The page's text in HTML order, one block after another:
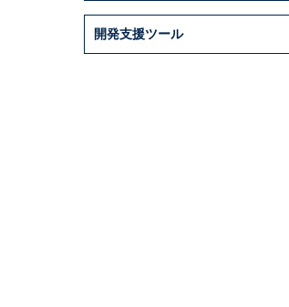
開発支援ツール